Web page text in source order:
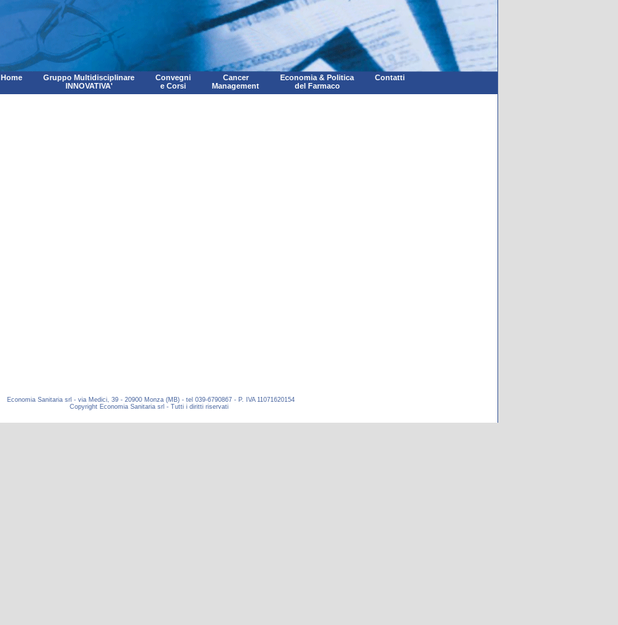
Home
Gruppo Multidisciplinare
INNOVATIVA'
Convegni
e Corsi
Cancer
Management
Economia & Politica
del Farmaco
Contatti
Economia Sanitaria srl - via Medici, 39 - 20900 Monza (MB) - tel 039-6790867 - P. IVA 11071620154
Copyright Economia Sanitaria srl - Tutti i diritti riservati